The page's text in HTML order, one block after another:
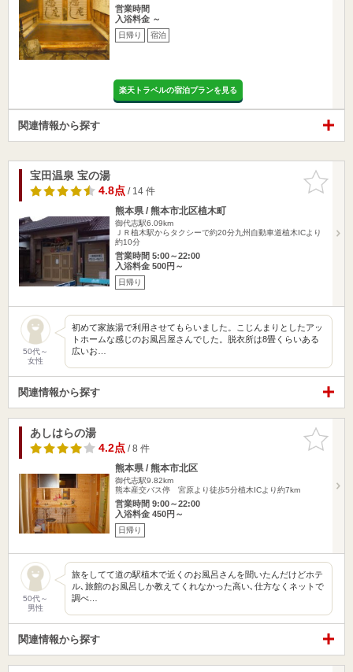
営業時間
入浴料金 ～
日帰り 宿泊
楽天トラベルの宿泊プランを見る
関連情報から探す
お気に入
りに追加
宝田温泉 宝の湯
4.8点/ 14 件
熊本県 / 熊本市北区植木町
御代志駅6.09km
ＪＲ植木駅からタクシーで約20分九州自動車道植木ICより
約10分
営業時間 5:00～22:00
入浴料金 500円～
日帰り
50代～
女性
初めて家族湯で利用させてもらいました。こじんまりとしたアッ
トホームな感じのお風呂屋さんでした。脱衣所は8畳くらいある
広いお…
関連情報から探す
お気に入
りに追加
あしはらの湯
4.2点/ 8 件
熊本県 / 熊本市北区
御代志駅9.82km
熊本産交バス停 宮原より徒歩5分植木ICより約7km
営業時間 9:00～22:00
入浴料金 450円～
日帰り
50代～
男性
旅をしてて道の駅植木で近くのお風呂さんを聞いたんだけどホテ
ル､旅館のお風呂しか教えてくれなかった高い､仕方なくネットで
調べ…
関連情報から探す